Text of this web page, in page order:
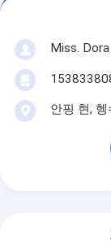
Miss. Dora
안핑 현,